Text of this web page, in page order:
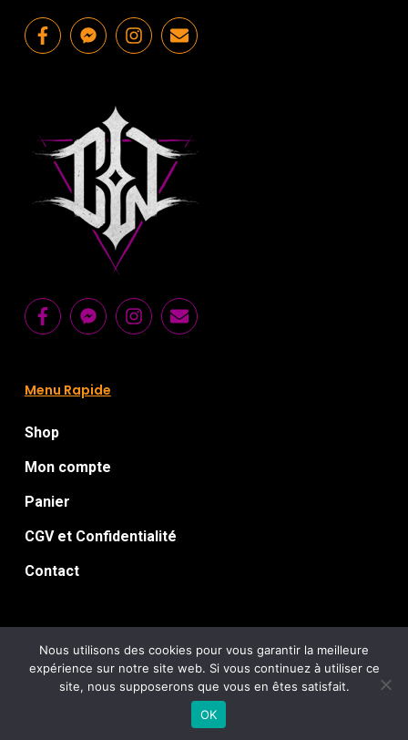
Menu Rapide
Shop
Mon compte
Panier
CGV et Confidentialité
Contact
© 2026 Chromatorium.Florian Le Guillou: Artworks for
extreme music / Webdesign :Sick/ Tous droits réservés
Nous utilisons des cookies pour vous garantir la meilleure
expérience sur notre site web. Si vous continuez à utiliser ce
site, nous supposerons que vous en êtes satisfait.
OK